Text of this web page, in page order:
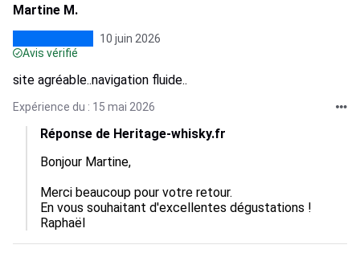
Martine M.
10 juin 2026
Avis vérifié
site agréable..navigation fluide..
Expérience du : 15 mai 2026
Réponse de Heritage-whisky.fr
Bonjour Martine,
Merci beaucoup pour votre retour.
En vous souhaitant d'excellentes dégustations !
Raphaël